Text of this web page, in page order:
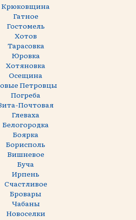
Крюковщина
Гатное
Гостомель
Хотов
Тарасовка
Юровка
Хотяновка
Осещина
Петровцы
Погреба
Почтовая
Глеваха
Белогородка
Боярка
Борисполь
Вишневое
Буча
Ирпень
Счастливое
Бровары
Чабаны
Новоселки